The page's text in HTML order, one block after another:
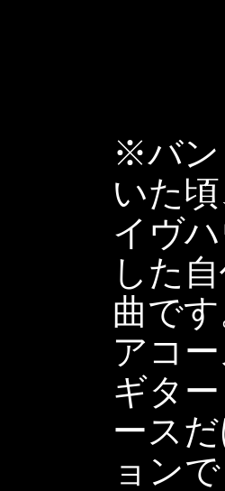
※バン
いた
イヴ
した
曲で
アコ
ギタ
ース
ョン